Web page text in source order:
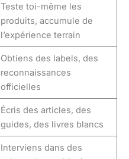
Teste toi-même les
produits, accumule de
l’expérience terrain
Obtiens des labels, des
reconnaissances
officielles
Écris des articles, des
guides, des livres blancs
Interviens dans des